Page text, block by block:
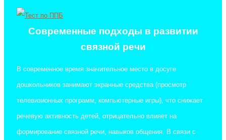
Современные подходы в развитии
связной речи
В современное время значительное место в досуге
дошкольников занимают экранные средства (просмотр
телевизионных программ, компьютерные игры), что снижает
речевую активность детей, отрицательно влияет на
формирование связной речи, навыков общения. В связи с